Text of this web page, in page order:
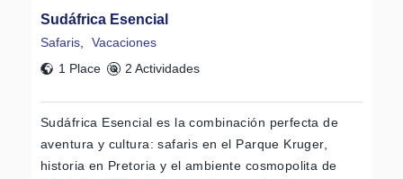
Sudáfrica Esencial
Safaris
Vacaciones
1 Place
2 Actividades
Sudáfrica Esencial es la combinación perfecta de
aventura y cultura: safaris en el Parque Kruger,
historia en Pretoria y el ambiente cosmopolita de